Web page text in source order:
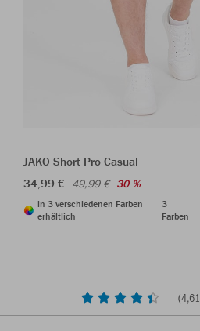
JAKO Short Pro Casual
34,99 € 49,99 € 30 %
in 3 verschiedenen Farben
erhältlich
3
Farben
(4,61